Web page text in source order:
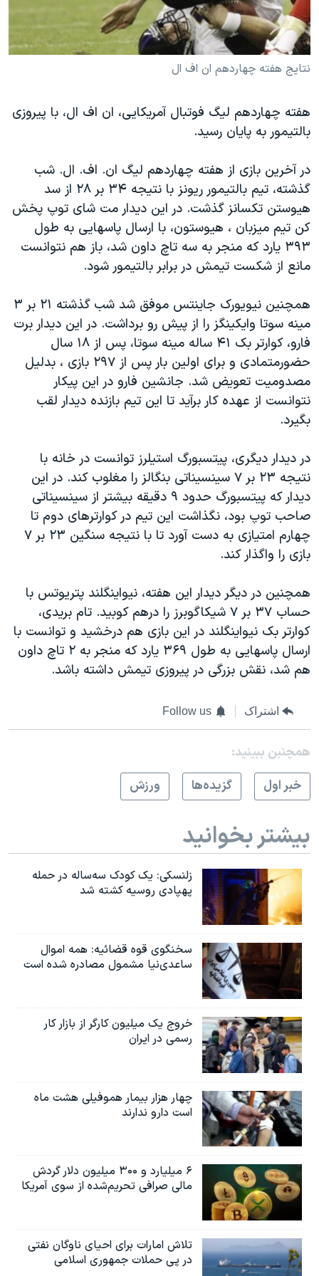
فرهنگ و زندگی
حقوق شهروندی
اقتصادی
اسرائیل در جنگ
گالری عکس
آرشیو پخش زنده
مستندها
انتخابات ریاست جمهوری آمریکا ۲۰۲۴
حمله جمهوری اسلامی به اسرائیل
ورزش زنان در ایران
اعتراضات زن، زندگی، آزادی
مجموعه مستندهای دادخواهی
تریبونال مردمی آبان ۹۸
دادگاه حمید نوری
چهل سال گروگان‌گیری
قانون شفافیت دارائی کادر رهبری ایران
اسرائیل در جنگ
نرگس محمدی برنده جایزه نوبل صلح
همایش محافظه‌کاران آمریکا «سی‌پک»
صفحه‌های ویژه
سفر پرزیدنت ترامپ به چین
دنبال کنید
زبانهای مختلف
نتایج هفته چهاردهم ان اف ال
هفته چهاردهم لیگ فوتبال آمریکایی، ان اف ال، با پیروزی
بالتیمور به پایان رسید.
در آخرین بازی از هفته چهاردهم لیگ ان. اف. ال. شب
گذشته، تیم بالتیمور ریونز با نتیجه ۳۴ بر ۲۸ از سد
هیوستن تکسانز گذشت. در این دیدار مت شای توپ پخش
کن تیم میزبان ، هیوستون، با ارسال پاسهایی به طول
۳۹۳ یارد که منجر به سه تاچ داون شد، باز هم نتوانست
مانع از شکست تیمش در برابر بالتیمور شود.
همچنین نیویورک جاینتس موفق شد شب گذشته ۲۱ بر ۳
مینه سوتا وایکینگز را از پیش رو برداشت. در این دیدار برت
فارو، کوارتر بک ۴۱ ساله مینه سوتا، پس از ۱۸ سال
حضورمتمادی و برای اولین بار پس از ۲۹۷ بازی ، بدلیل
مصدومیت تعویض شد. جانشین فارو در این پیکار
نتوانست از عهده کار برآید تا این تیم بازنده دیدار لقب
بگیرد.
در دیدار دیگری، پیتسبورگ استیلرز توانست در خانه با
نتیجه ۲۳ بر ۷ سینسیناتی بنگالز را مغلوب کند. در این
دیدار که پیتسبورگ حدود ۹ دقیقه بیشتر از سینسیناتی
صاحب توپ بود، نگذاشت این تیم در کوارترهای دوم تا
چهارم امتیازی به دست آورد تا با نتیجه سنگین ۲۳ بر ۷
بازی را واگذار کند.
همچنین در دیگر دیدار این هفته، نیواینگلند پتریوتس با
حساب ۳۷ بر ۷ شیکاگوبرز را درهم کوبید. تام بریدی،
کوارتر بک نیواینگلند در این بازی هم درخشید و توانست با
ارسال پاسهایی به طول ۳۶۹ یارد که منجر به ۲ تاچ داون
هم شد، نقش بزرگی در پیروزی تیمش داشته باشد.
اشتراک Follow us
همچنبن ببینید:
خبر اول
گزيده‌ها ورزش
بیشتر بخوانید
زلنسکی: یک کودک سه‌ساله در حمله
پهپادی روسیه کشته شد
سخنگوی قوه قضائیه: همه اموال
ساعدی‌نیا مشمول مصادره شده است
خروج یک میلیون کارگر از بازار کار
رسمی در ایران
چهار هزار بیمار هموفیلی هشت ماه
است دارو ندارند
۶ میلیارد و ۳۰۰ میلیون دلار گردش
مالی صرافی تحریم‌شده از سوی آمریکا
تلاش امارات برای احیای ناوگان نفتی
در پی حملات جمهوری اسلامی